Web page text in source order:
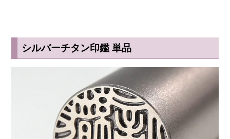
シルバーチタン印鑑 単品